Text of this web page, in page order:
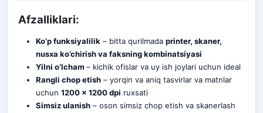
Afzalliklari:
Ko’p funksiyalilik – bitta qurilmada printer, skaner,
nusxa ko’chirish va faksning kombinatsiyasi
Yilni o’lcham – kichik ofislar va uy ish joylari uchun ideal
Rangli chop etish– yorqin va aniq tasvirlar va matnlar
uchun 1200 x 1200 dpi ruxsati
Simsiz ulanish– oson simsiz chop etish va skanerlash